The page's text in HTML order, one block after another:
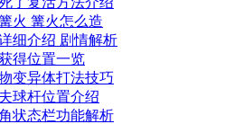
火 篝火怎么造
细介绍 剧情解析
得位置一览
变异体打法技巧
球杆位置介绍
状态栏功能解析